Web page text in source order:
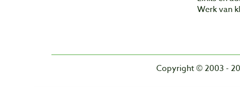
Werk van
Copyright © 2003 -